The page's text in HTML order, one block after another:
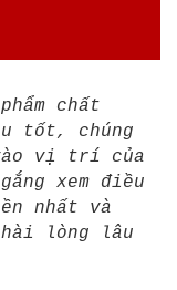
chất
tốt, chúng
vị trí của
xem điều
nhất và
hài lòng lâu